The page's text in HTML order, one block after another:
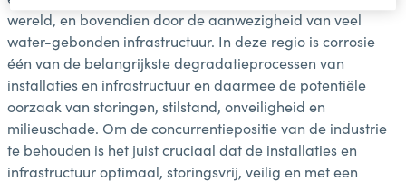
wereld, en bovendien door de aanwezigheid van veel
water-gebonden infrastructuur. In deze regio is corrosie
één van de belangrijkste degradatieprocessen van
installaties en infrastructuur en daarmee de potentiële
oorzaak van storingen, stilstand, onveiligheid en
milieuschade. Om de concurrentiepositie van de industrie
te behouden is het juist cruciaal dat de installaties en
infrastructuur optimaal, storingsvrij, veilig en met een